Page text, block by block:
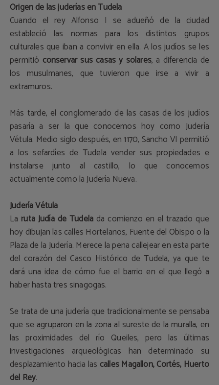
Origen de las juderías en Tudela
Cuando el rey Alfonso I se adueñó de la ciudad
estableció las normas para los distintos grupos
culturales que iban a convivir en ella. A los judíos se les
permitió conservar sus casas y solares, a diferencia de
los musulmanes, que tuvieron que irse a vivir a
extramuros.
Más tarde, el conglomerado de las casas de los judíos
pasaría a ser la que conocemos hoy como Judería
Vétula. Medio siglo después, en 1170, Sancho VI permitió
a los sefardíes de Tudela vender sus propiedades e
instalarse junto al castillo, lo que conocemos
actualmente como la Judería Nueva.
Judería Vétula
Laruta Judía de Tudela da comienzo en el trazado que
hoy dibujan las calles Hortelanos, Fuente del Obispo o la
Plaza de la Judería. Merece la pena callejear en esta parte
del corazón del Casco Histórico de Tudela, ya que te
dará una idea de cómo fue el barrio en el que llegó a
haber hasta tres sinagogas.
Se trata de una judería que tradicionalmente se pensaba
que se agruparon en la zona al sureste de la muralla, en
las proximidades del río Queiles, pero las últimas
investigaciones arqueológicas han determinado su
desplazamiento hacia las calles Magallón, Cortés, Huerto
del Rey.